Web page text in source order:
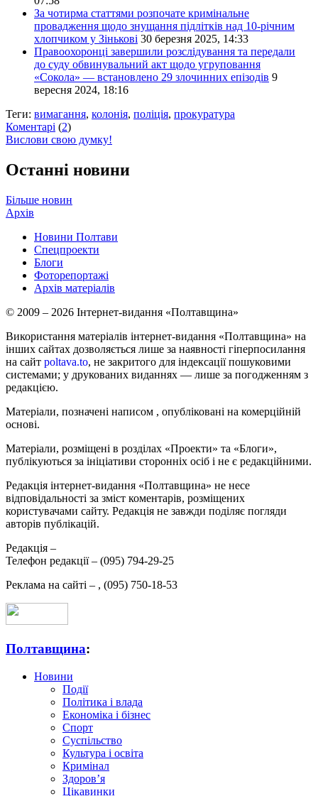
За чотирма статтями розпочате кримінальне
провадження щодо знущання підлітків над 10-річним
хлопчиком у Зінькові 30 березня 2025, 14:33
Правоохоронці завершили розслідування та передали
до суду обвинувальний акт щодо угруповання
«Сокола» — встановлено 29 злочинних епізодів 9
вересня 2024, 18:16
Теги: вимагання, колонія, поліція, прокуратура
Коментарі (2)
Вислови свою думку!
Останні новини
Більше новин
Архів
Новини Полтави
Спецпроекти
Блоги
Фоторепортажі
Архів матеріалів
© 2009 – 2026 Інтернет-видання «Полтавщина»
Використання матеріалів інтернет-видання «Полтавщина» на
інших сайтах дозволяється лише за наявності гіперпосилання
на сайт poltava.to, не закритого для індексації пошуковими
системами; у друкованих виданнях — лише за погодженням з
редакцією.
Матеріали, позначені написом , опубліковані на комерційній
основі.
Матеріали, розміщені в розділах «Проекти» та «Блоги»,
публікуються за ініціативи сторонніх осіб і не є редакційними.
Редакція інтернет-видання «Полтавщина» не несе
відповідальності за зміст коментарів, розміщених
користувачами сайту. Редакція не завжди поділяє погляди
авторів публікацій.
Редакція –
Телефон редакції – (095) 794-29-25
Реклама на сайті – , (095) 750-18-53
Полтавщина:
Новини
Події
Політика і влада
Економіка і бізнес
Спорт
Суспільство
Культура і освіта
Кримінал
Здоров’я
Цікавинки